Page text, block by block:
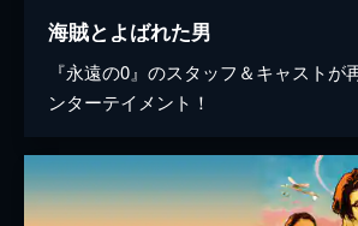
海賊とよばれた男
『永遠の0』のスタッフ＆キャストが
ンターテイメント！